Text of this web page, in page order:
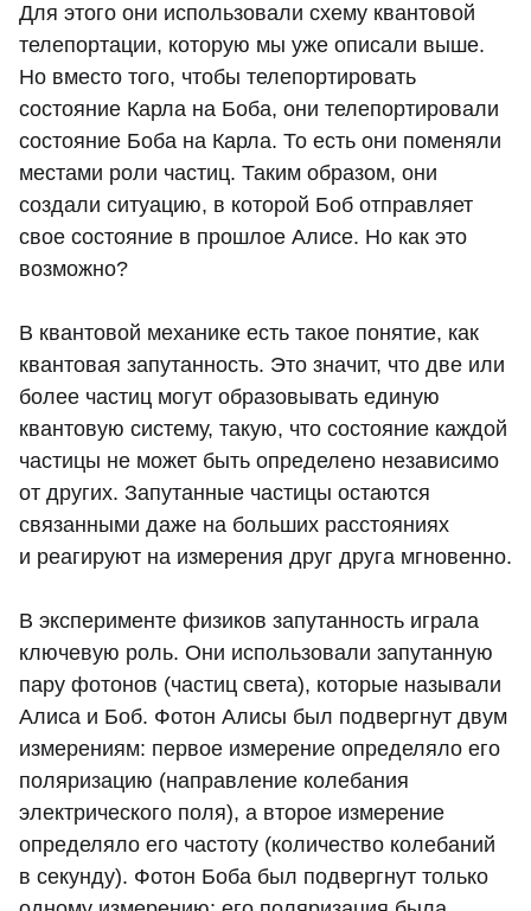
Для этого они использовали схему квантовой
телепортации, которую мы уже описали выше.
Но вместо того, чтобы телепортировать
состояние Карла на Боба, они телепортировали
состояние Боба на Карла. То есть они поменяли
местами роли частиц. Таким образом, они
создали ситуацию, в которой Боб отправляет
свое состояние в прошлое Алисе. Но как это
возможно?
В квантовой механике есть такое понятие, как
квантовая запутанность. Это значит, что две или
более частиц могут образовывать единую
квантовую систему, такую, что состояние каждой
частицы не может быть определено независимо
от других. Запутанные частицы остаются
связанными даже на больших расстояниях
и реагируют на измерения друг друга мгновенно.
В эксперименте физиков запутанность играла
ключевую роль. Они использовали запутанную
пару фотонов (частиц света), которые называли
Алиса и Боб. Фотон Алисы был подвергнут двум
измерениям: первое измерение определяло его
поляризацию (направление колебания
электрического поля), а второе измерение
определяло его частоту (количество колебаний
в секунду). Фотон Боба был подвергнут только